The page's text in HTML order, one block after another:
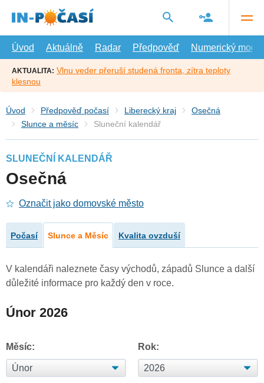
hlavní
Úvod
Aktuálně Radar Předpověď Numerický model
AKTUALITA: Vlnu veder přeruší studená fronta, zítra teploty
klesnou
Úvod Předpověď počasí Liberecký kraj
Osečná
Slunce a měsíc
Sluneční kalendář
SLUNEČNÍ KALENDÁŘ
Osečná
Označit jako domovské město
Počasí Slunce a Měsíc Kvalita ovzduší
V kalendáři naleznete časy východů, západů Slunce a další
důležité informace pro každý den v roce.
Únor 2026
Měsíc: Rok: